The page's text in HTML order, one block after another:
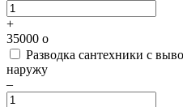
+
35000 o
Разводка сантехники с
наружу
–